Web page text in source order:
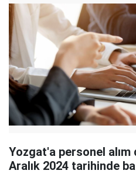
Yozgat'a personel alım
Aralık 2024 tarihinde